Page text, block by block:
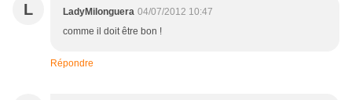
L LadyMilonguera 04/07/2012 10:47
comme il doit être bon !
Répondre